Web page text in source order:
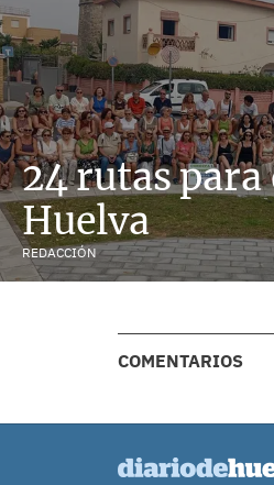
24 rutas
Huelva
REDACCIÓN
COMENTARIOS